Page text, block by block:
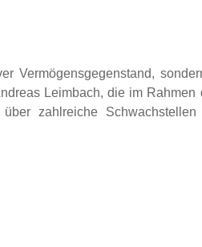
Vermögensgegenstand,
Leimbach, die im
zahlreiche